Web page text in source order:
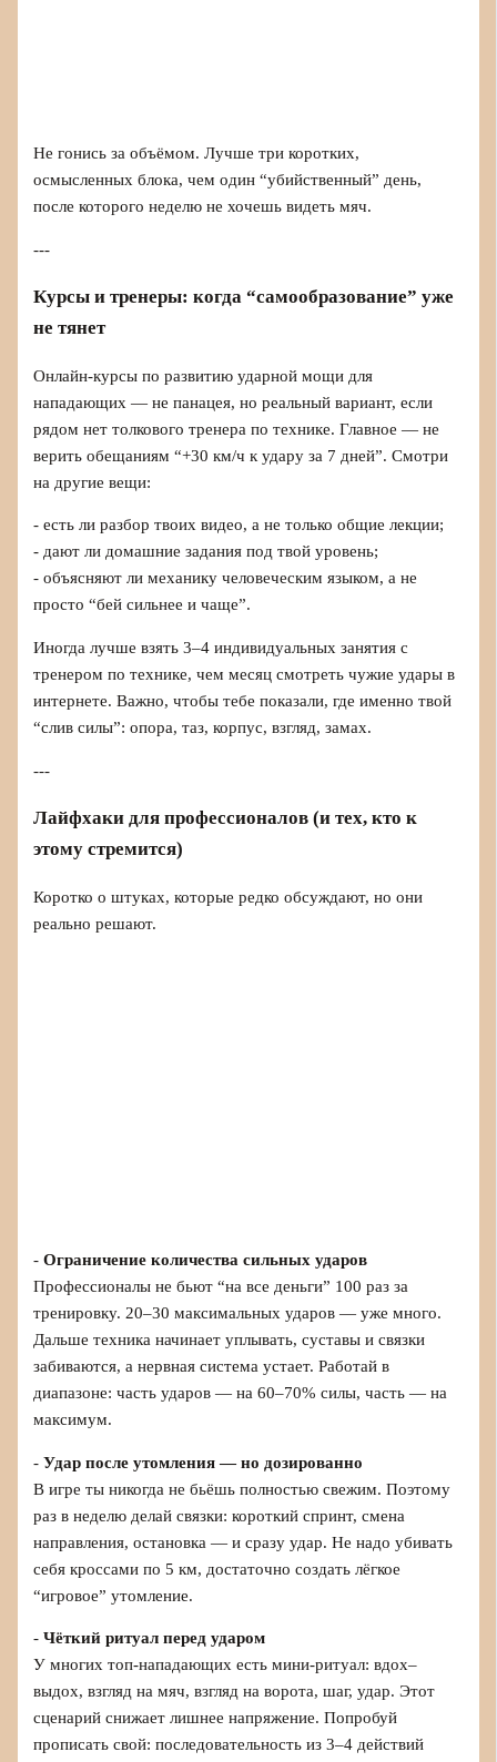
Не гонись за объёмом. Лучше три коротких,
осмысленных блока, чем один “убийственный” день,
после которого неделю не хочешь видеть мяч.
---
Курсы и тренеры: когда “самообразование” уже
не тянет
Онлайн-курсы по развитию ударной мощи для
нападающих — не панацея, но реальный вариант, если
рядом нет толкового тренера по технике. Главное — не
верить обещаниям “+30 км/ч к удару за 7 дней”. Смотри
на другие вещи:
- есть ли разбор твоих видео, а не только общие лекции;
- дают ли домашние задания под твой уровень;
- объясняют ли механику человеческим языком, а не
просто “бей сильнее и чаще”.
Иногда лучше взять 3–4 индивидуальных занятия с
тренером по технике, чем месяц смотреть чужие удары в
интернете. Важно, чтобы тебе показали, где именно твой
“слив силы”: опора, таз, корпус, взгляд, замах.
---
Лайфхаки для профессионалов (и тех, кто к
этому стремится)
Коротко о штуках, которые редко обсуждают, но они
реально решают.
-Ограничение количества сильных ударов
Профессионалы не бьют “на все деньги” 100 раз за
тренировку. 20–30 максимальных ударов — уже много.
Дальше техника начинает уплывать, суставы и связки
забиваются, а нервная система устает. Работай в
диапазоне: часть ударов — на 60–70% силы, часть — на
максимум.
-Удар после утомления — но дозированно
В игре ты никогда не бьёшь полностью свежим. Поэтому
раз в неделю делай связки: короткий спринт, смена
направления, остановка — и сразу удар. Не надо убивать
себя кроссами по 5 км, достаточно создать лёгкое
“игровое” утомление.
-Чёткий ритуал перед ударом
У многих топ-нападающих есть мини-ритуал: вдох–
выдох, взгляд на мяч, взгляд на ворота, шаг, удар. Этот
сценарий снижает лишнее напряжение. Попробуй
прописать свой: последовательность из 3–4 действий